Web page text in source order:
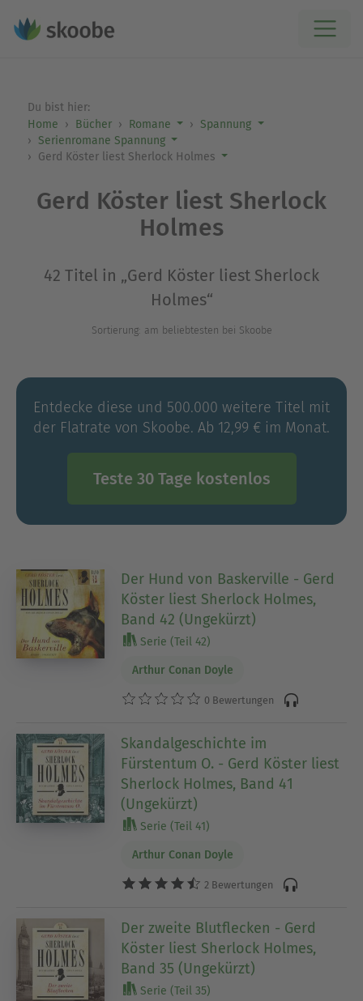
Du bist hier:
Home
Bücher Romane
Spannung
Serienromane Spannung
Gerd Köster liest Sherlock Holmes
Gerd Köster liest Sherlock
Holmes
42 Titel in „Gerd Köster liest Sherlock
Holmes“
Sortierung: am beliebtesten bei Skoobe
Entdecke diese und 500.000 weitere Titel mit
der Flatrate von Skoobe. Ab 12,99 € im Monat.
Teste 30 Tage kostenlos
Der Hund von Baskerville - Gerd
Köster liest Sherlock Holmes,
Band 42 (Ungekürzt)
Serie (Teil 42)
Arthur Conan Doyle
0 Bewertungen
Skandalgeschichte im
Fürstentum O. - Gerd Köster liest
Sherlock Holmes, Band 41
(Ungekürzt)
Serie (Teil 41)
Arthur Conan Doyle
2 Bewertungen
Der zweite Blutflecken - Gerd
Köster liest Sherlock Holmes,
Band 35 (Ungekürzt)
Serie (Teil 35)